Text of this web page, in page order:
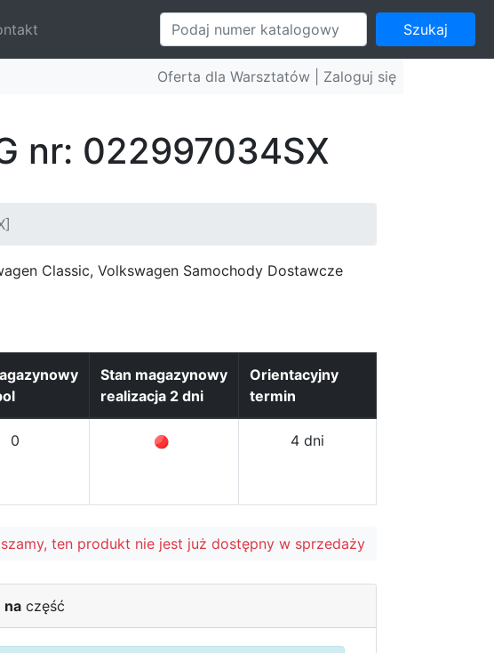
Szukaj
Oferta dla Warsztatów | Zaloguj się
nr: 022997034SX
Classic, Volkswagen Samochody Dostawcze
Stan magazynowy
realizacja 2 dni
Orientacyjny
termin
0 4 dni
ten produkt nie jest już dostępny w sprzedaży
na część